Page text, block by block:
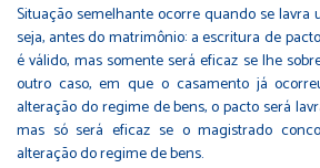
Situação semelhante ocorre quando se lavra
seja, antes do matrimônio: a escritura de
é válido, mas somente será eficaz se lhe
outro caso, em que o casamento já
alteração do regime de bens, o pacto será
mas só será eficaz se o magistrado
alteração do regime de bens.